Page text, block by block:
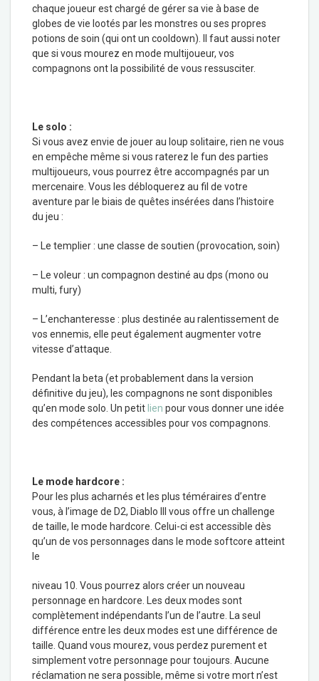
chaque joueur est chargé de gérer sa vie à base de
globes de vie lootés par les monstres ou ses propres
potions de soin (qui ont un cooldown). Il faut aussi noter
que si vous mourez en mode multijoueur, vos
compagnons ont la possibilité de vous ressusciter.
Le solo :
Si vous avez envie de jouer au loup solitaire, rien ne vous
en empêche même si vous raterez le fun des parties
multijoueurs, vous pourrez être accompagnés par un
mercenaire. Vous les débloquerez au fil de votre
aventure par le biais de quêtes insérées dans l’histoire
du jeu :
– Le templier : une classe de soutien (provocation, soin)
– Le voleur : un compagnon destiné au dps (mono ou
multi, fury)
– L’enchanteresse : plus destinée au ralentissement de
vos ennemis, elle peut également augmenter votre
vitesse d’attaque.
Pendant la beta (et probablement dans la version
définitive du jeu), les compagnons ne sont disponibles
qu’en mode solo. Un petit lien pour vous donner une idée
des compétences accessibles pour vos compagnons.
Le mode hardcore :
Pour les plus acharnés et les plus téméraires d’entre
vous, à l’image de D2, Diablo III vous offre un challenge
de taille, le mode hardcore. Celui-ci est accessible dès
qu’un de vos personnages dans le mode softcore atteint
le
niveau 10. Vous pourrez alors créer un nouveau
personnage en hardcore. Les deux modes sont
complètement indépendants l’un de l’autre. La seul
différence entre les deux modes est une différence de
taille. Quand vous mourez, vous perdez purement et
simplement votre personnage pour toujours. Aucune
réclamation ne sera possible, même si votre mort n’est